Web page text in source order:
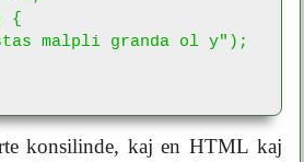
konsilinde, kaj en HTML kaj